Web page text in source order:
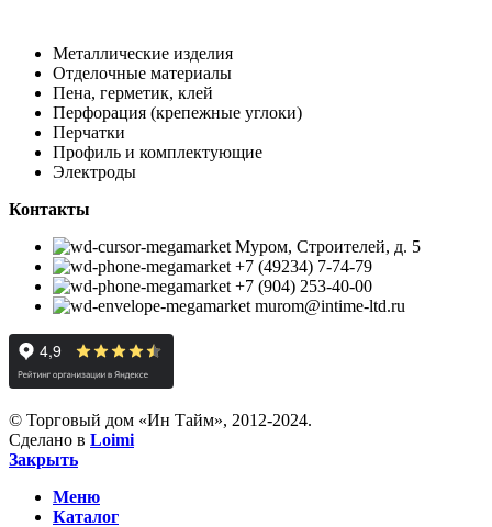
Металлические изделия
Отделочные материалы
Пена, герметик, клей
Перфорация (крепежные углоки)
Перчатки
Профиль и комплектующие
Электроды
Контакты
Муром, Строителей, д. 5
+7 (49234) 7-74-79
+7 (904) 253-40-00
murom@intime-ltd.ru
© Торговый дом «Ин Тайм», 2012-2024.
Сделано в Loimi
Закрыть
Меню
Каталог